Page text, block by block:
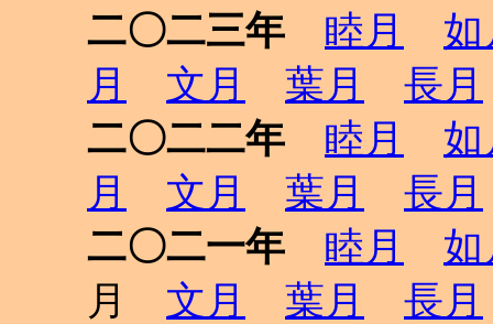
二〇二三年
睦月
如
月
文月 葉月
長月
二〇二二年
睦月
如
月
文月 葉月
長月
二〇二一年
睦月
如
月 文月 葉月
長月